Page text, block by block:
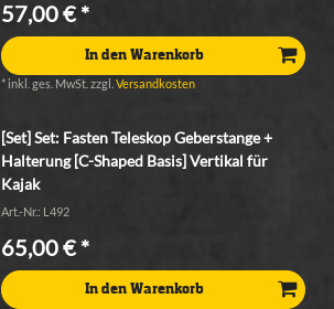
57,00 € *
In den Warenkorb
* inkl. ges. MwSt. zzgl.Versandkosten
[Set] Set: Fasten Teleskop Geberstange +
Halterung [C-Shaped Basis] Vertikal für
Kajak
Art.-Nr.: L492
65,00 € *
In den Warenkorb